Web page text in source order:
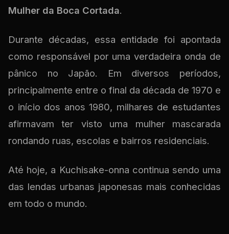
Mulher da Boca Cortada.
Durante décadas, essa entidade foi apontada
como responsável por uma verdadeira onda de
pânico no Japão. Em diversos períodos,
principalmente entre o final da década de 1970 e
o início dos anos 1980, milhares de estudantes
afirmavam ter visto uma mulher mascarada
rondando ruas, escolas e bairros residenciais.
Até hoje, a Kuchisake-onna continua sendo uma
das lendas urbanas japonesas mais conhecidas
em todo o mundo.